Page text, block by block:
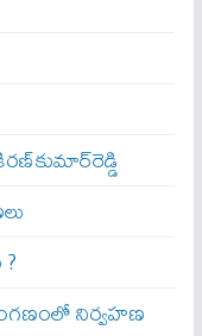
నిర్వహణ